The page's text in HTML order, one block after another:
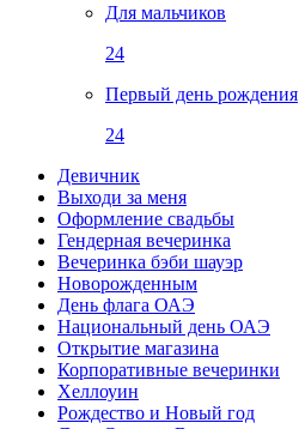
Для мальчиков
24
Первый день рождения
24
Девичник
Выходи за меня
Оформление свадьбы
Гендерная вечеринка
Вечеринка бэби шауэр
Новорожденным
День флага ОАЭ
Национальный день ОАЭ
Открытие магазина
Корпоративные вечеринки
Хеллоуин
Рождество и Новый год